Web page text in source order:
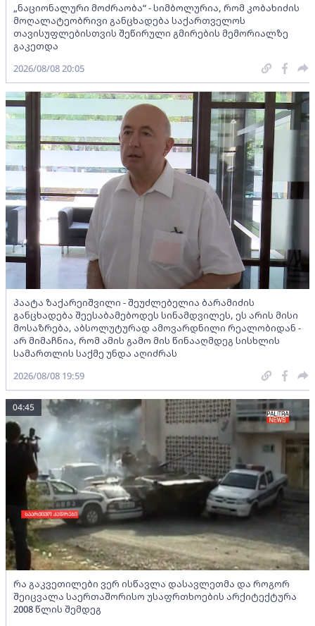
„ნაციონალური მოძრაობა“ - სიმბოლურია, რომ კობახიძის
მოღალატეობრივი განცხადება საქართველოს
თავისუფლებისთვის შეწირული გმირების მემორიალზე
გაკეთდა
2026/08/08 20:05
პაატა ზაქარეიშვილი - შეუძლებელია ბარამიძის
განცხადება შეესაბამებოდეს სინამდვილეს, ეს არის მისი
მოსაზრება, აბსოლუტურად ამოვარდნილი რეალობიდან -
არ მიმაჩნია, რომ ამის გამო მის წინააღმდეგ სისხლის
სამართლის საქმე უნდა აღიძრას
2026/08/08 19:59
რა გაკვეთილები ვერ ისწავლა დასავლეთმა და როგორ
შეიცვალა საერთაშორისო უსაფრთხოების არქიტექტურა
2008 წლის შემდეგ
04:45